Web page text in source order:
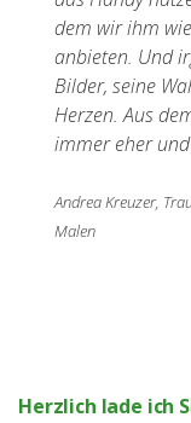
dem wir ihm
anbieten. Und
Bilder, seine
Herzen. Aus
immer eher
Andrea Kreuzer,
Malen
Herzlich lade ich